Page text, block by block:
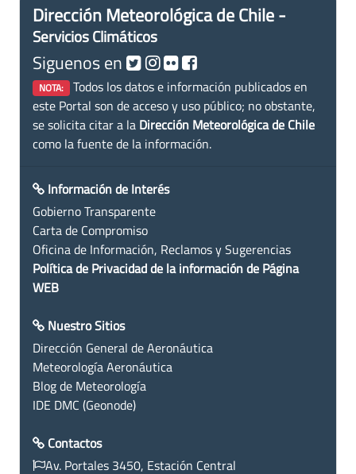
Dirección Meteorológica de Chile -
Servicios Climáticos
Siguenos en
NOTA: Todos los datos e información publicados en
este Portal son de acceso y uso público; no obstante,
se solicita citar a la Dirección Meteorológica de Chile
como la fuente de la información.
Información de Interés
Gobierno Transparente
Carta de Compromiso
Oficina de Información, Reclamos y Sugerencias
Política de Privacidad de la información de Página
WEB
Nuestro Sitios
Dirección General de Aeronáutica
Meteorología Aeronáutica
Blog de Meteorología
IDE DMC (Geonode)
Contactos
Av. Portales 3450, Estación Central